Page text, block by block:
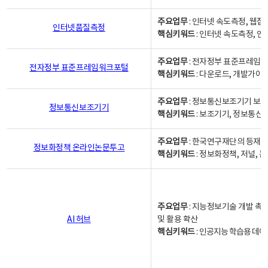
인터넷품질측정
주요업무: 인터넷 속도측정, 웹접
핵심키워드: 인터넷 속도측정, 인
전자정부 표준프레임워크포털
주요업무: 전자정부 표준프레임
핵심키워드: 다운로드, 개발가이
정보통신보조기기
주요업무: 정보통신보조기기 보
핵심키워드: 보조기기, 정보통신
정보화정책 온라인논문투고
주요업무: 한국연구재단의 등재
핵심키워드: 정보화정책, 저널,
AI 허브
주요업무: 지능정보기술 개발 촉
및 활용 확산
핵심키워드: 인공지능 학습용 데